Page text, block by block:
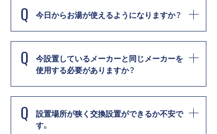
Q 今日からお湯が使えるようになりますか？
Q
今設置しているメーカーと同じメーカーを
使用する必要がありますか？
Q
設置場所が狭く交換設置ができるか不安で
す。